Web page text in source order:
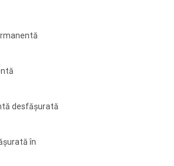
desfăşurată
în